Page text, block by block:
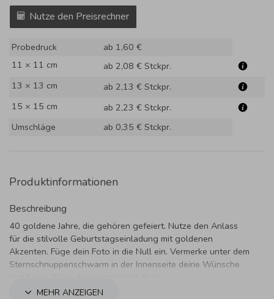
Nutze den Preisrechner
Probedruck
ab 1,60 €
11 × 11 cm
ab 2,08 € Stckpr.
13 × 13 cm
ab 2,13 € Stckpr.
15 × 15 cm
ab 2,23 € Stckpr.
Umschläge
ab 0,35 € Stckpr.
Produktinformationen
Beschreibung
40 goldene Jahre, die gehören gefeiert. Nutze den Anlass
für die stilvolle Geburtstagseinladung mit goldenen
Akzenten. Füge dein Foto in die Null ein. Vermerke unter dem
Sternschnuppenschwarm in der Innenseite deine Wünsche
MEHR ANZEIGEN